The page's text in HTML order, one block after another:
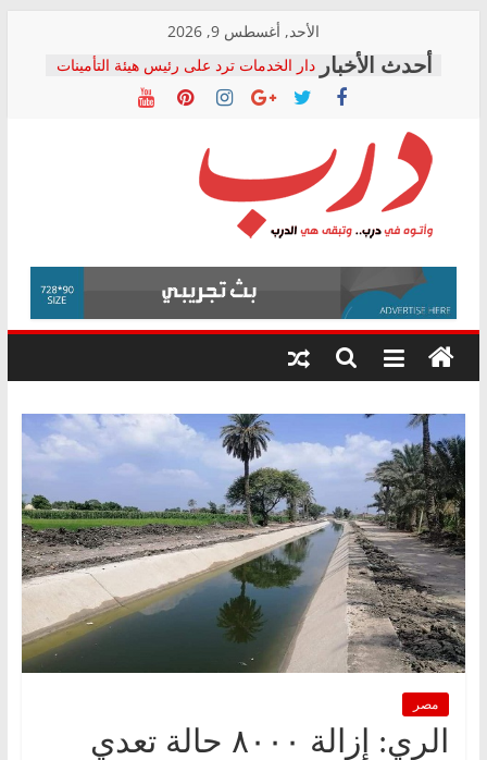
content
الأحد, أغسطس 9, 2026
دار الخدمات ترد على رئيس هيئة التأمينات
بعد مؤتمره الصحفي: إنكار الأزمة لا ينهي
معاناة أصحاب المعاشات.. ونطالب بكشف
فرحات سليمان يكتب: القطاع الصحي إلى
أين؟
حزب التحالف الشعبي يطلق لجنة “الحق
في الصحة” بالإسكندرية لرصد الانتهاكات
ودعم المرضى
الوزاري لمدينة الصحفيين.. وانتهاء أعمال
إنشاء المبنى الإداري
المجلس القومي لحقوق الإنسان يعلن
متابعة قضية الدكتور محمد زهران.. ويؤكد:
قرينة البراءة وضمانات المحاكمة العادلة
درب
وأتوه
درب..
وتبقى
هي
مصر
الري: إزالة ٨٠٠٠ حالة تعدي